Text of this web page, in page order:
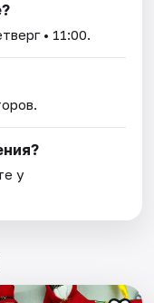
• 11:00.
у